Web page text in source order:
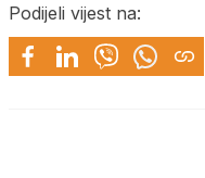
Podijeli vijest na: